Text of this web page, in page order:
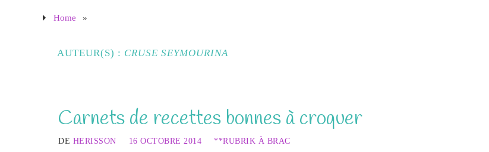
Home »
AUTEUR(S) : CRUSE SEYMOURINA
Carnets de recettes bonnes à croquer
DE HERISSON 16 OCTOBRE 2014 **RUBRIK À BRAC